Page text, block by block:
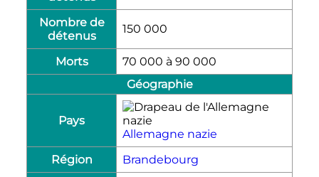
Nombre de
détenus
150 000
Morts
70 000 à 90 000
Géographie
Pays
Allemagne nazie
Région
Brandebourg